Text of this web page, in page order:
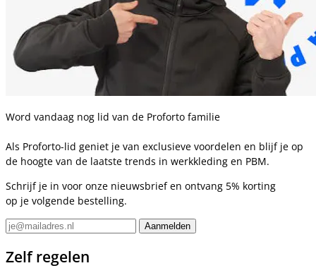
Word vandaag nog lid van de Proforto familie
Als Proforto-lid geniet je van exclusieve voordelen en blijf je op
de hoogte van de laatste trends in werkkleding en PBM.
Schrijf je in voor onze nieuwsbrief en ontvang 5% korting
op je volgende bestelling.
Zelf regelen